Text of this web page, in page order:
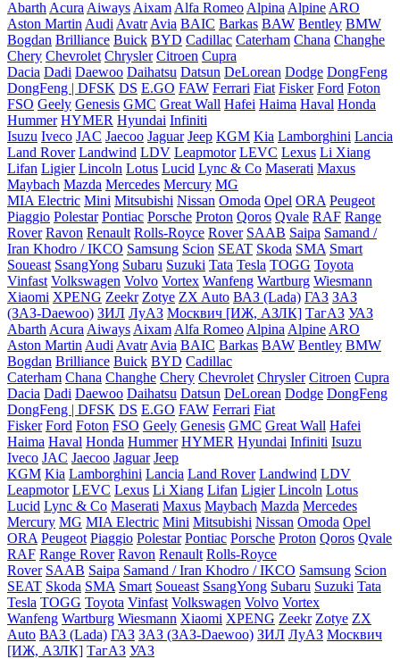
Abarth Acura Aiways Aixam Alfa Romeo Alpina Alpine ARO
Aston Martin Audi Avatr Avia BAIC Barkas BAW Bentley BMW
Bogdan Brilliance Buick BYD Cadillac Caterham Chana Changhe
Chery Chevrolet Chrysler Citroen Cupra
Dacia Dadi Daewoo Daihatsu Datsun DeLorean Dodge DongFeng
DongFeng | DFSK DS E.GO FAW Ferrari Fiat Fisker Ford Foton
FSO Geely Genesis GMC Great Wall Hafei Haima Haval Honda
Hummer HYMER Hyundai Infiniti
Isuzu Iveco JAC Jaecoo Jaguar Jeep KGM Kia Lamborghini Lancia
Land Rover Landwind LDV Leapmotor LEVC Lexus Li Xiang
Lifan Ligier Lincoln Lotus Lucid Lync & Co Maserati Maxus
Maybach Mazda Mercedes Mercury MG
MIA Electric Mini Mitsubishi Nissan Omoda Opel ORA Peugeot
Piaggio Polestar Pontiac Porsche Proton Qoros Qvale RAF Range
Rover Ravon Renault Rolls-Royce Rover SAAB Saipa Samand /
Iran Khodro / IKCO Samsung Scion SEAT Skoda SMA Smart
Soueast SsangYong Subaru Suzuki Tata Tesla TOGG Toyota
Vinfast Volkswagen Volvo Vortex Wanfeng Wartburg Wiesmann
Xiaomi XPENG Zeekr Zotye ZX Auto ВАЗ (Lada) ГАЗ ЗАЗ
(ЗАЗ-Daewoo) ЗИЛ ЛуАЗ Москвич [ИЖ, АЗЛК] ТагАЗ УАЗ
Abarth Acura Aiways Aixam Alfa Romeo Alpina Alpine ARO
Aston Martin Audi Avatr Avia BAIC Barkas BAW Bentley BMW
Bogdan Brilliance Buick BYD Cadillac
Caterham Chana Changhe Chery Chevrolet Chrysler Citroen Cupra
Dacia Dadi Daewoo Daihatsu Datsun DeLorean Dodge DongFeng
DongFeng | DFSK DS E.GO FAW Ferrari Fiat
Fisker Ford Foton FSO Geely Genesis GMC Great Wall Hafei
Haima Haval Honda Hummer HYMER Hyundai Infiniti Isuzu
Iveco JAC Jaecoo Jaguar Jeep
KGM Kia Lamborghini Lancia Land Rover Landwind LDV
Leapmotor LEVC Lexus Li Xiang Lifan Ligier Lincoln Lotus
Lucid Lync & Co Maserati Maxus Maybach Mazda Mercedes
Mercury MG MIA Electric Mini Mitsubishi Nissan Omoda Opel
ORA Peugeot Piaggio Polestar Pontiac Porsche Proton Qoros Qvale
RAF Range Rover Ravon Renault Rolls-Royce
Rover SAAB Saipa Samand / Iran Khodro / IKCO Samsung Scion
SEAT Skoda SMA Smart Soueast SsangYong Subaru Suzuki Tata
Tesla TOGG Toyota Vinfast Volkswagen Volvo Vortex
Wanfeng Wartburg Wiesmann Xiaomi XPENG Zeekr Zotye ZX
Auto ВАЗ (Lada) ГАЗ ЗАЗ (ЗАЗ-Daewoo) ЗИЛ ЛуАЗ Москвич
[ИЖ, АЗЛК] ТагАЗ УАЗ